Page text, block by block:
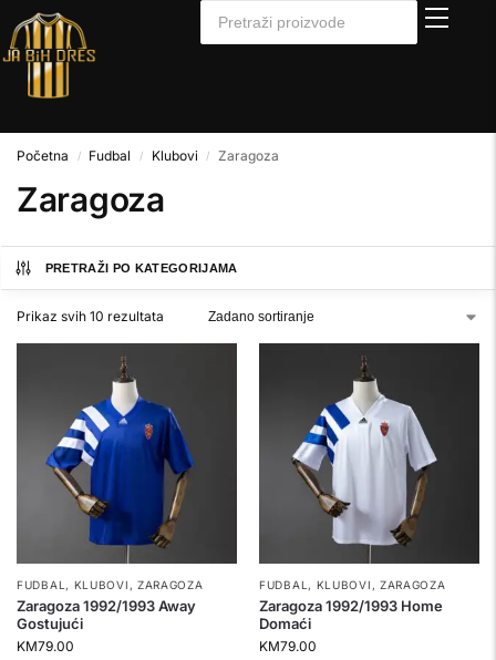
Početna / Fudbal / Klubovi / Zaragoza
Zaragoza
PRETRAŽI PO KATEGORIJAMA
Prikaz svih 10 rezultata
FUDBAL , KLUBOVI , ZARAGOZA
Zaragoza 1992/1993 Away
Gostujući
KM79.00
FUDBAL , KLUBOVI , ZARAGOZA
Zaragoza 1992/1993 Home
Domaći
KM79.00